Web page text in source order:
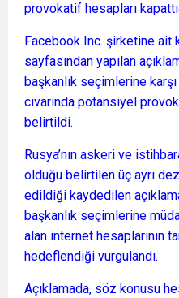
provokatif hesapları
Facebook Inc. şirketine ait
sayfasından yapılan
başkanlık seçimlerine
civarında potansiyel
belirtildi.
Rusya’nın askeri ve
olduğu belirtilen üç ayrı
edildiği kaydedilen
başkanlık seçimlerine
alan internet hesaplarının
hedeflendiği vurgulandı.
Açıklamada, söz konusu